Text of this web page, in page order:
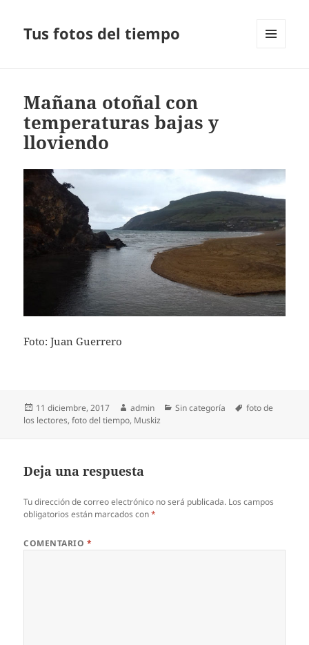
Tus fotos del tiempo
Mañana otoñal con
temperaturas bajas y
lloviendo
Foto: Juan Guerrero
Publicado
el
11 diciembre, 2017 Autor
admin Categorías
Sin categoría Etiquetas
foto de
los lectores,foto del tiempo, Muskiz
Deja una respuesta
Tu dirección de correo electrónico no será publicada. Los campos
obligatorios están marcados con*
COMENTARIO *